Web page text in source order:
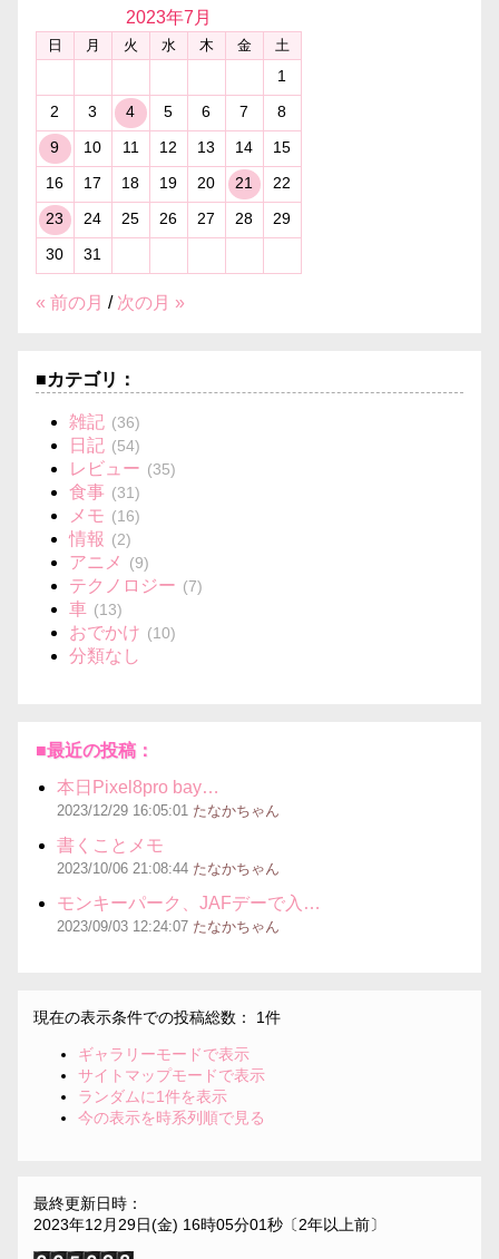
2023年7月
日 月 火 水 木 金 土
1
2
3 4 5 6 7
8
9
10 11 12 13 14
15
16
17 18 19 20 21
22
23
24 25 26 27 28
29
30
31
« 前の月 / 次の月 »
■カテゴリ：
雑記 (36)
日記 (54)
レビュー (35)
食事 (31)
メモ (16)
情報 (2)
アニメ (9)
テクノロジー (7)
車 (13)
おでかけ (10)
分類なし
■最近の投稿：
本日Pixel8pro bay…
2023/12/29 16:05:01 たなかちゃん
書くことメモ
2023/10/06 21:08:44 たなかちゃん
モンキーパーク、JAFデーで入…
2023/09/03 12:24:07 たなかちゃん
現在の表示条件での投稿総数： 1件
ギャラリーモードで表示
サイトマップモードで表示
ランダムに1件を表示
今の表示を時系列順で見る
最終更新日時：
2023年12月29日(金) 16時05分01秒〔2年以上前〕